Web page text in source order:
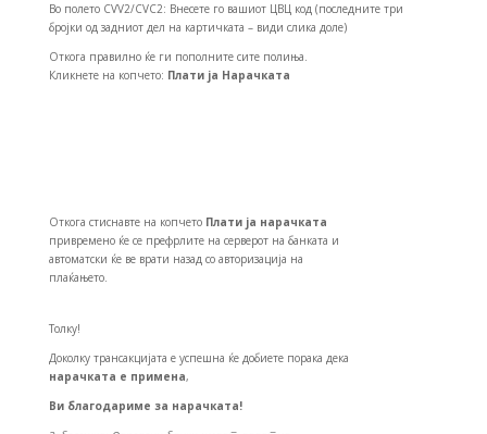
Во полето CVV2/CVC2: Внесете го вашиот ЦВЦ код (последните три
бројки од задниот дел на картичката – види слика доле)
Откога правилно ќе ги пополните сите полиња.
Кликнете на копчето: Плати ја Нарачката
Откога стиснавте на копчето Плати ја нарачката
привремено ќе се префрлите на серверот на банката и
автоматски ќе ве врати назад со авторизација на
плаќањето.
Толку!
Доколку трансакцијата е успешна ќе добиете порака дека
нарачката е примена,
Ви благодариме за нарачката!